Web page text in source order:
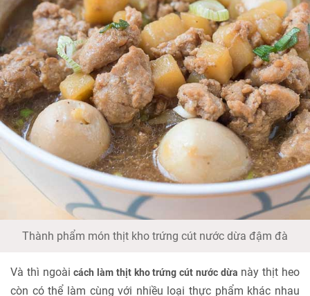
Thành phẩm món thịt kho trứng cút nước dừa đậm đà
Và thì ngoàicách làm thịt kho trứng cút nước dừa này thịt heo
còn có thể làm cùng với nhiều loại thực phẩm khác nhau